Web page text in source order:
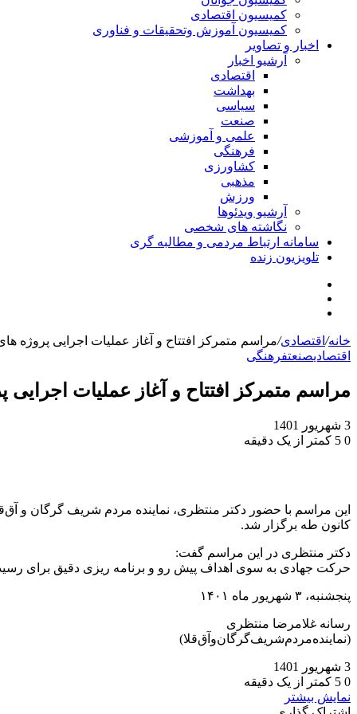
کمیسیون اقتصادی
کمیسیون آموزش وتحقیقات و فناوری
اخبار و تصاویر
آرشیو اخبار
اقتصادی
بهداشت
سیاسی
صنعت
علمی و آموزشی
فرهنگی
کشاورزی
مذهبی
ورزش
آرشیو ویدئوها
نگاشته های شخصی
سامانه ارتباط مردمی و مطالبه گری
تلویزیون زنده
خانه/ اقتصادی/مراسم متمرکز افتتاح و آغاز عملیات اجرایی پروژه
اقتصادیصنعتفرهنگی
مراسم متمرکز افتتاح و آغاز عملیات
3 شهریور 1401
0
کمتر از یک دقیقه
این مراسم با حضور دکتر منتظری، نماینده مردم شریف گرگان و
کانون طه برگزار شد.
دکتر منتظری در این مراسم گفت:
حرکت جهادی به سوی اهداف پیش رو و برنامه ریزی دقیق برای
پنجشنبه، ۳ شهریور ماه ۱۴۰۱
رسانه غلامرضا منتظری
(نماینده‌مردم‌شریف‌گرگان‌و‌آق‌قلا)
3 شهریور 1401
0
کمتر از یک دقیقه
نمایش بیشتر